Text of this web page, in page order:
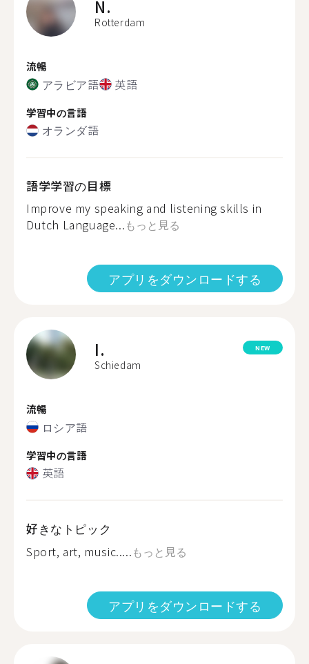
N.
Rotterdam
流暢
アラビア語 英語
学習中の言語
オランダ語
語学学習の目標
Improve my speaking and listening skills in
Dutch Language...もっと見る
アプリをダウンロードする
I.
Schiedam
NEW
流暢
ロシア語
学習中の言語
英語
好きなトピック
Sport, art, music.....もっと見る
アプリをダウンロードする